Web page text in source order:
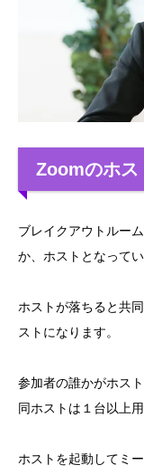
Zoomのホス
ブレイクアウトルー
か、ホストとなって
ホストが落ちると共
ストになります。
参加者の誰かがホス
同ホストは１台以上
ホストを起動してミ